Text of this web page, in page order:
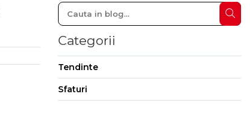
Categorii
Tendinte
Sfaturi